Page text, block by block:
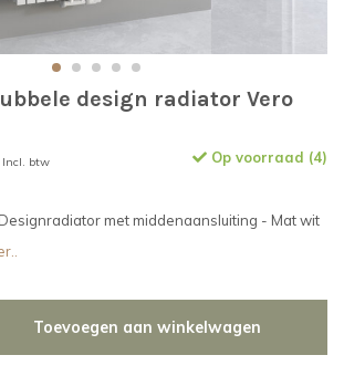
design radiator Vero
Incl. btw Op voorraad (4)
met middenaansluiting - Mat wit
Toevoegen aan winkelwagen